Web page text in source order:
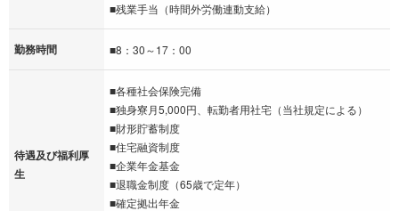
■残業手当（時間外労働連動支給）
勤務時間 ■8：30～17：00
待遇及び福利厚
生
■各種社会保険完備
■独身寮月5,000円、転勤者用社宅（当社規定による）
■財形貯蓄制度
■住宅融資制度
■企業年金基金
■退職金制度（65歳で定年）
■確定拠出年金